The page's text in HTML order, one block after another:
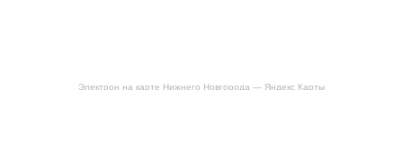
Электрон на карте Нижнего Новгорода — Яндекс Карты